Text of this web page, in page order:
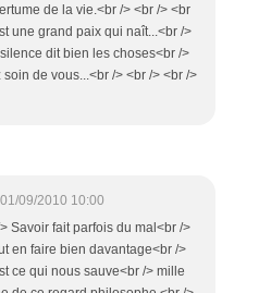
de la vie.<br /> <br /> <br
une grand paix qui naît...<br />
dit bien les choses<br />
de vous...<br /> <br /> <br />
01/09/2010 10:00
Savoir fait parfois du mal<br />
en faire bien davantage<br />
ce qui nous sauve<br /> mille